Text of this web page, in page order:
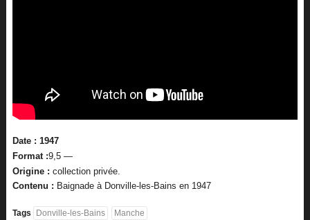
Date : 1947
Format :9,5 —
Origine : collection privée.
Contenu : Baignade à Donville-les-Bains en 1947
Tags Donville-les-Bains Manche